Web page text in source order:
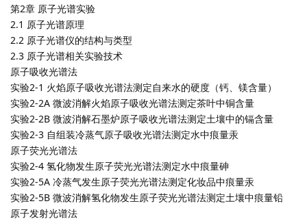
第2章 原子光谱实验
2.1 原子光谱原理
2.2 原子光谱仪的结构与类型
2.3 原子光谱相关实验技术
原子吸收光谱法
实验2-1 火焰原子吸收光谱法测定自来水的硬度（钙、镁含量）
实验2-2A 微波消解火焰原子吸收光谱法测定茶叶中铜含量
实验2-2B 微波消解石墨炉原子吸收光谱法测定土壤中的镉含量
实验2-3 自组装冷蒸气原子吸收光谱法测定水中痕量汞
原子荧光光谱法
实验2-4 氢化物发生原子荧光光谱法测定水中痕量砷
实验2-5A 冷蒸气发生原子荧光光谱法测定化妆品中痕量汞
实验2-5B 微波消解氢化物发生原子荧光光谱法测定土壤中痕量铅
原子发射光谱法